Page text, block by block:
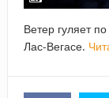
Ветер гуляет
Лас-Вегасе.